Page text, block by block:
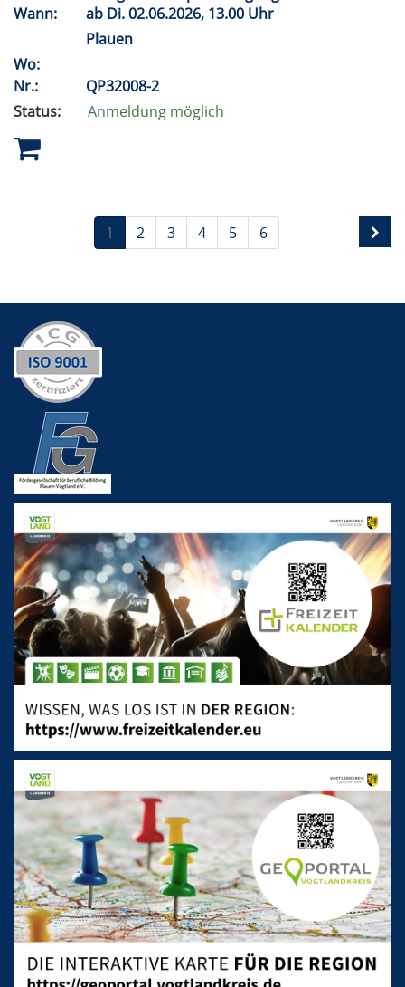
Wann:
ab Di.02.06.2026, 13.00 Uhr
Plauen
Wo:
Nr.:
QP32008-2
Status:
Anmeldung möglich
1 2 3 4 5 6